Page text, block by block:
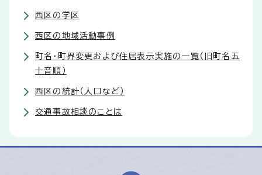
西区の学区
西区の地域活動事例
町名・町界変更および住居表示実施の一覧（旧町名五
十音順）
西区の統計（人口など）
交通事故相談のことは